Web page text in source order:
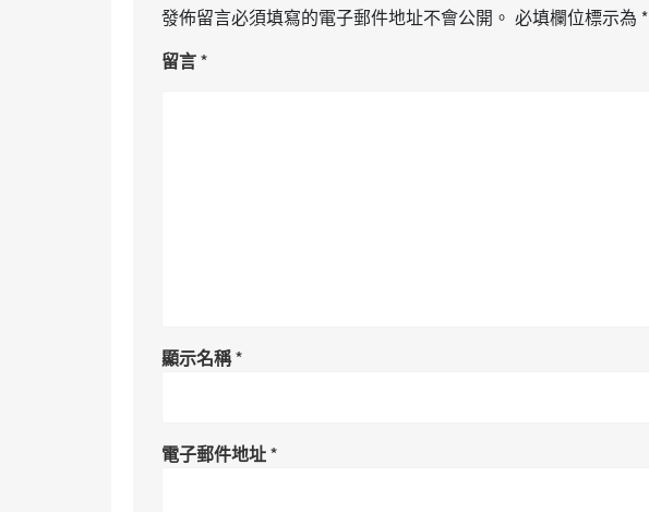
發佈留言必須填寫的電子郵件地址不會公開。 必填欄位標示為 *
留言*
顯示名稱*
電子郵件地址*